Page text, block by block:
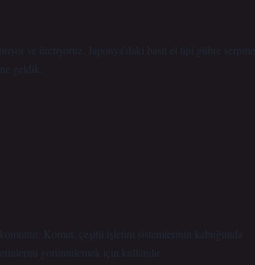
ve üretiyoruz. Japonya’daki basit el tipi gübre serpme
geldik.
Komut, çeşitli işletim sistemlerinin kabuğunda
görüntülemek için kullanılır.